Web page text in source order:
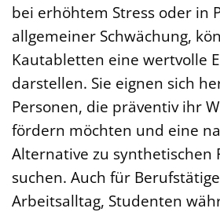
bei erhöhtem Stress oder in
allgemeiner Schwächung,
Kautabletten eine wertvolle
darstellen. Sie eignen sich
Personen, die präventiv ihr
fördern möchten und eine
Alternative zu synthetischen
suchen. Auch für
Arbeitsalltag, Studenten